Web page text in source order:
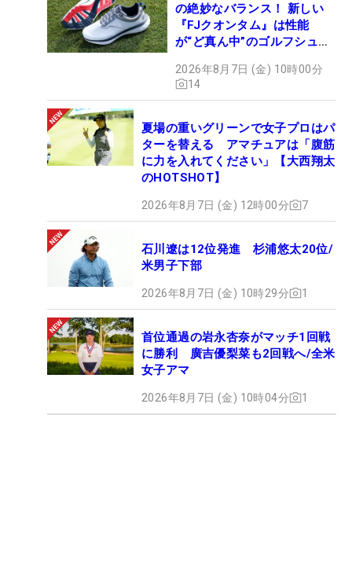
の絶妙なバランス！ 新しい
『FJクオンタム』は性能
が“ど真ん中”のゴルフシュー
2026年8月7日 (金) 10時00分
14
夏場の重いグリーンで女子プロはパ
ターを替える アマチュアは「腹筋
に力を入れてください」【大西翔太
のHOTSHOT】
2026年8月7日 (金) 12時00分 7
石川遼は12位発進 杉浦悠太20位/
米男子下部
2026年8月7日 (金) 10時29分 1
首位通過の岩永杏奈がマッチ1回戦
に勝利 廣吉優梨菜も2回戦へ/全米
女子アマ
2026年8月7日 (金) 10時04分 1